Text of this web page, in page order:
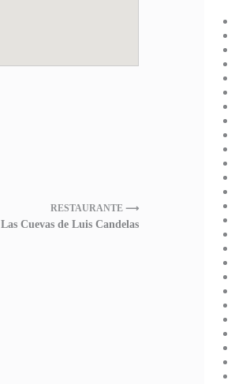
RESTAURANTE ⟶
Las Cuevas de Luis Candelas